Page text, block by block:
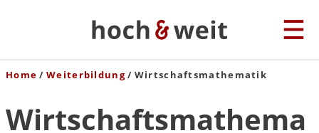
Home Weiterbildung Wirtschaftsmathematik
Wirtschaftsmathema